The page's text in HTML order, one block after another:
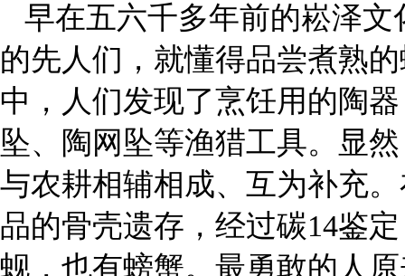
早在五六千多年前的崧泽文
的先人们，就懂得品尝煮熟
中，人们发现了烹饪用的陶
坠、陶网坠等渔猎工具。
显
与农耕相辅相成、互为补充
品的骨壳遗存，经过碳14鉴
蚬，也有螃蟹。最勇敢的人